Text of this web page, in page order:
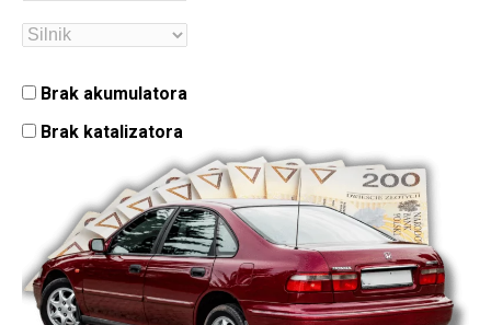
Brak akumulatora
Brak katalizatora